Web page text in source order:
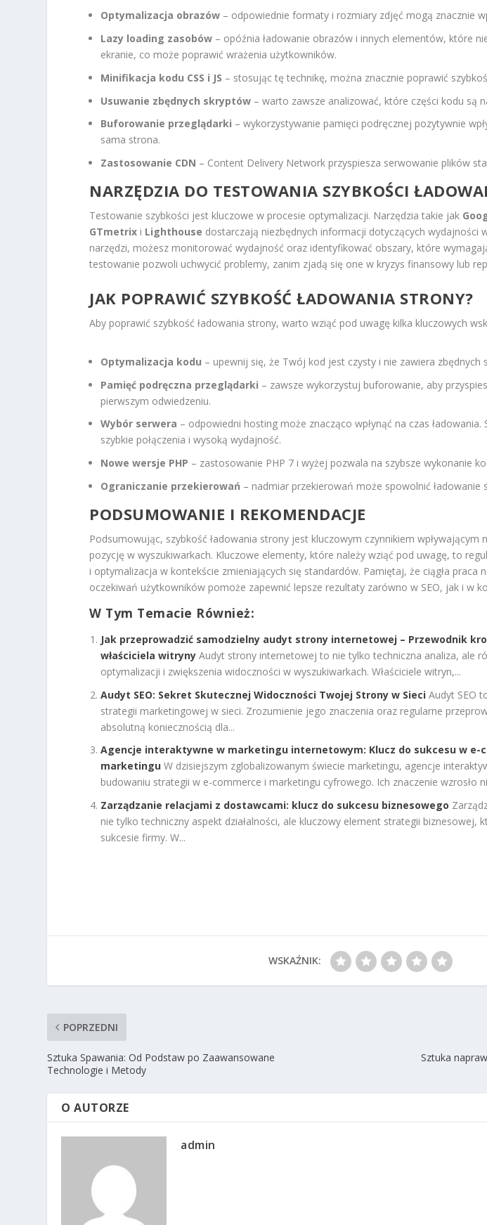
Optymalizacja obrazów – odpowiednie formaty i rozmiary zdjęć mogą znacznie
Lazy loading zasobów – opóźnia ładowanie obrazów i innych elementów, które
ekranie, co może poprawić wrażenia użytkowników.
Minifikacja kodu CSS i JS – stosując tę technikę, można znacznie poprawić
Usuwanie zbędnych skryptów – warto zawsze analizować, które części kodu są
Buforowanie przeglądarki – wykorzystywanie pamięci podręcznej pozytywnie
sama strona.
Zastosowanie CDN – Content Delivery Network przyspiesza serwowanie plików
NARZĘDZIA DO TESTOWANIA SZYBKOŚCI
Testowanie szybkości jest kluczowe w procesie optymalizacji. Narzędzia takie jak
GTmetrix i Lighthouse dostarczają niezbędnych informacji dotyczących wydajności
narzędzi, możesz monitorować wydajność oraz identyfikować obszary, które
testowanie pozwoli uchwycić problemy, zanim zjadą się one w kryzys finansowy lub
JAK POPRAWIĆ SZYBKOŚĆ ŁADOWANIA STRONY?
Aby poprawić szybkość ładowania strony, warto wziąć pod uwagę kilka kluczowych
Optymalizacja kodu – upewnij się, że Twój kod jest czysty i nie zawiera zbędnych
Pamięć podręczna przeglądarki – zawsze wykorzystuj buforowanie, aby
pierwszym odwiedzeniu.
Wybór serwera – odpowiedni hosting może znacząco wpłynąć na czas
szybkie połączenia i wysoką wydajność.
Nowe wersje PHP – zastosowanie PHP 7 i wyżej pozwala na szybsze wykonanie
Ograniczanie przekierowań – nadmiar przekierowań może spowolnić
PODSUMOWANIE I REKOMENDACJE
Podsumowując, szybkość ładowania strony jest kluczowym czynnikiem wpływającym
pozycję w wyszukiwarkach. Kluczowe elementy, które należy wziąć pod uwagę, to
i optymalizacja w kontekście zmieniających się standardów. Pamiętaj, że ciągła praca
oczekiwań użytkowników pomoże zapewnić lepsze rezultaty zarówno w SEO, jak i w
W Tym Temacie Również:
Jak przeprowadzić samodzielny audyt strony internetowej – Przewodnik
właściciela witryny Audyt strony internetowej to nie tylko techniczna analiza, ale
optymalizacji i zwiększenia widoczności w wyszukiwarkach. Właściciele witryn,...
Audyt SEO: Sekret Skutecznej Widoczności Twojej Strony w Sieci Audyt SEO
strategii marketingowej w sieci. Zrozumienie jego znaczenia oraz regularne
absolutną koniecznością dla...
Agencje interaktywne w marketingu internetowym: Klucz do sukcesu w e-
marketingu W dzisiejszym zglobalizowanym świecie marketingu, agencje
budowaniu strategii w e-commerce i marketingu cyfrowego. Ich znaczenie wzrosło
Zarządzanie relacjami z dostawcami: klucz do sukcesu biznesowego
nie tylko techniczny aspekt działalności, ale kluczowy element strategii biznesowej,
sukcesie firmy. W...
WSKAŹNIK:
POPRZEDNI
Sztuka Spawania: Od Podstaw po Zaawansowane
Technologie i Metody
Sztuka
O AUTORZE
admin